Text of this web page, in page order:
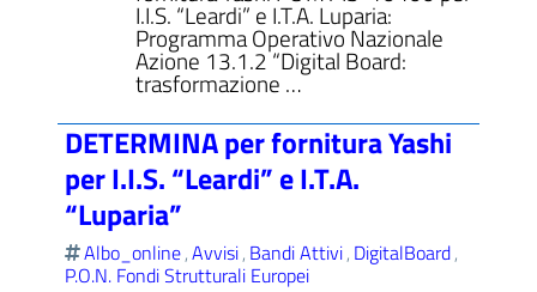
I.I.S. “Leardi” e I.T.A. Luparia:
Programma Operativo Nazionale
Azione 13.1.2 “Digital Board:
trasformazione …
DETERMINA per fornitura Yashi
per I.I.S. “Leardi” e I.T.A.
“Luparia”
Albo_online,Avvisi, Bandi Attivi, DigitalBoard,
P.O.N. Fondi Strutturali Europei